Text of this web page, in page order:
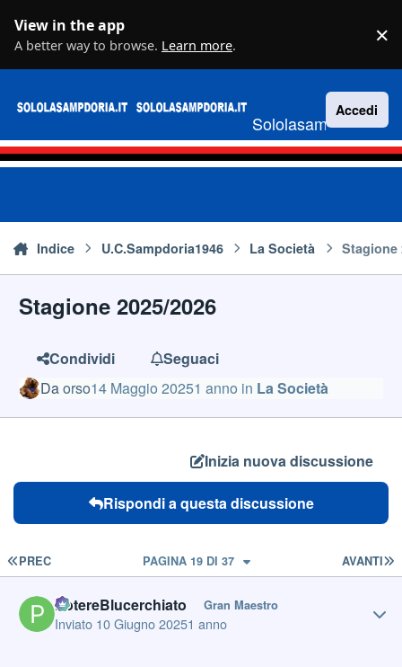
View in the app
A better way to browse. Learn more. ×
Sololasampdoria.it
Accedi
Indice U.C.Sampdoria1946 La Società Stagione
Stagione 2025/2026
Condividi
Seguaci
Daorso14 Maggio 20251 anno in La Società
Inizia nuova discussione
Rispondi a questa discussione
PRIMA PAGINA
PREC AVANTI
PAGINA 19 DI 37
PotereBlucerchiato Gran Maestro
Inviato 10 Giugno 20251 anno